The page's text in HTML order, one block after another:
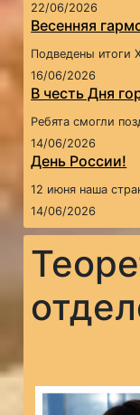
22/06/2026
Весенняя
Подведены итоги
16/06/2026
В честь Дня
Ребята смогли
14/06/2026
День России!
12 июня наша
14/06/2026